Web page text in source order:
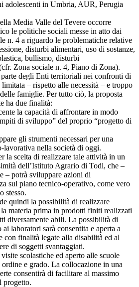
adolescenti in Umbria, AUR, Perugia
Media Valle del Tevere occorre
le politiche sociali messe in atto dai
n. 4 a riguardo le problematiche relative
disturbi alimentari, uso di sostanze,
bullismo, disturbi
Zona sociale n. 4, Piano di Zona).
degli Enti territoriali nei confronti di
– rispetto alle necessità – e troppo
famiglie. Per tutto ciò, la proposta
ha due finalità:
la capacità di affrontare in modo
di sviluppo” del proprio “progetto di
gli strumenti necessari per una
lavorativa nella società di oggi.
la scelta di realizzare tale attività in un
dell’Istituto Agrario di Todi, che –
– potrà sviluppare azioni di
sul piano tecnico-operativo, come vero
stesso.
quindi la possibilità di realizzare
materia prima in prodotti finiti realizzati
diversamente abili. La possibilità di
laboratori sarà consentita e aperta a
con finalità legate alla disabilità ed al
di soggetti svantaggiati.
scolastiche ed aperto alle scuole
e grado. La collocazione in una
consentirà di facilitare al massimo
progetto.